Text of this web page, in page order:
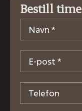
Bestill time
Navn*
E-
post*
Telefon